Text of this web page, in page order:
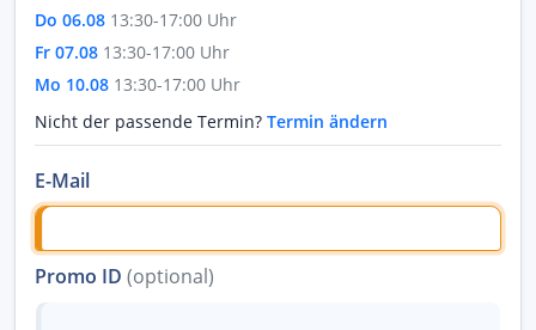
Do 06.08 13:30-17:00 Uhr
Fr 07.08 13:30-17:00 Uhr
Mo 10.08 13:30-17:00 Uhr
Nicht der passende Termin? Termin ändern
E-Mail
Promo ID (optional)